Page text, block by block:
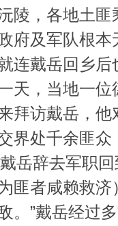
陵，各地土
府及军队根
连戴岳回乡
天，当地一
拜访戴岳，他
界处千余匪
岳辞去军职
匪者咸赖救
。”戴岳经过